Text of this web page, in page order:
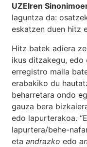
UZEIren
laguntza da:
eskatzen duen hitz
Hitz batek adiera
ikus ditzakegu, edo
erregistro maila
erabakiko du
beharretara ondo
gauza bera
edo lapurterakoa.
lapurtera/behe-
eta andrazko edo